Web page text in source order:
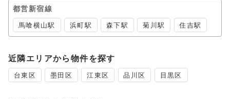
都営新宿線
馬喰横山駅 浜町駅 森下駅 菊川駅 住吉駅
近隣エリアから物件を探す
台東区 墨田区 江東区 品川区 目黒区